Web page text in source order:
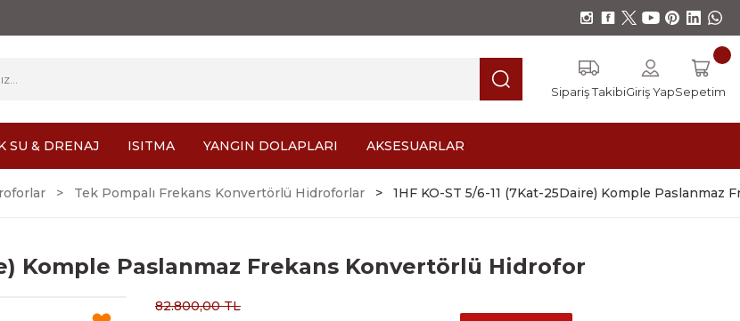
Sipariş TakibiGiriş YapSepetim
SU & DRENAJ ISITMA YANGIN DOLAPLARI AKSESUARLAR
Tek Pompalı Frekans Konvertörlü Hidroforlar 1HF KO-ST 5/6-11 (7Kat-25Daire) Komple
Komple Paslanmaz Frekans Konvertörlü Hidrofor
82.800,00 TL